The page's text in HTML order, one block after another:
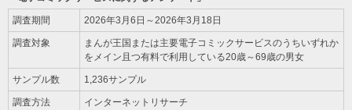
調査期間 2026年3月6日～2026年3月18日
調査対象
まんが王国または主要電子コミックサービスのうちいずれか
をメイン且つ有料で利用している20歳～69歳の男女
サンプル数 1,236サンプル
調査方法 インターネットリサーチ